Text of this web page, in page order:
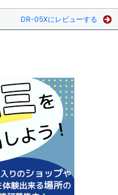
DR-05Xにレビューする